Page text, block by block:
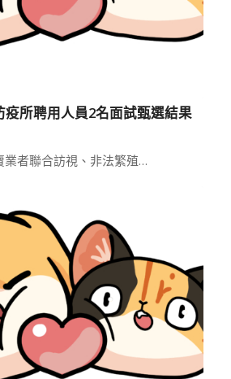
所聘用人員2名面試甄選結果
業者聯合訪視、非法繁殖…